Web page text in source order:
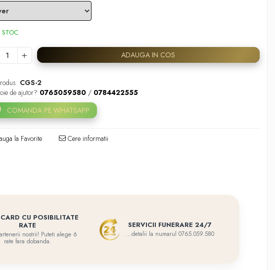
ADAUGA IN COS
CGS-2
de ajutor? 0765059580 / 0784422555
COMANDA PE WHATSAPP
la Favorite Cere informatii
CU POSIBILITATE
RATE
nostrii! Puteti alege 6
rate fara dobanda.
SERVICII FUNERARE 24/7
...detalii la numarul 0765.059.580